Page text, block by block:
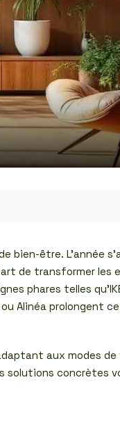
bien-être. L’année
de transformer les
phares telles
Alinéa prolongent
aux modes de
solutions concrètes